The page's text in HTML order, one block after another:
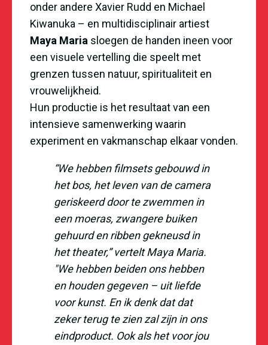
onder andere Xavier Rudd en Michael
Kiwanuka – en multidisciplinair artiest
Maya Maria sloegen de handen ineen voor
een visuele vertelling die speelt met
grenzen tussen natuur, spiritualiteit en
vrouwelijkheid.
Hun productie is het resultaat van een
intensieve samenwerking waarin
experiment en vakmanschap elkaar vonden.
“We hebben filmsets gebouwd in
het bos, het leven van de camera
geriskeerd door te zwemmen in
een moeras, zwangere buiken
gehuurd en ribben gekneusd in
het theater,” vertelt Maya Maria.
"We hebben beiden ons hebben
en houden gegeven – uit liefde
voor kunst. En ik denk dat dat
zeker terug te zien zal zijn in ons
eindproduct. Ook als het voor jou